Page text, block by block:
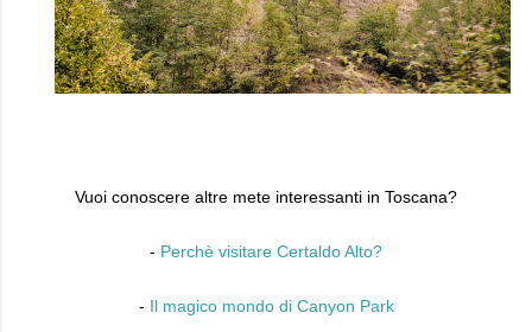
Vuoi conoscere altre mete interessanti in Toscana?
- Perchè visitare Certaldo Alto?
- Il magico mondo di Canyon Park